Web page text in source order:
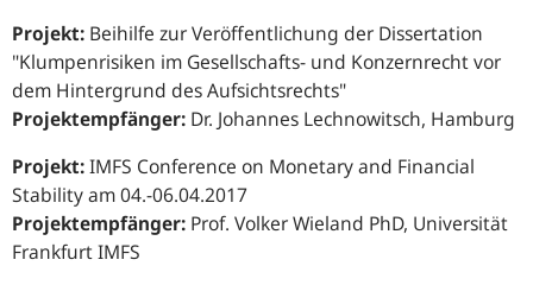
Projekt: Beihilfe zur Veröffentlichung der Dissertation
"Klumpenrisiken im Gesellschafts- und Konzernrecht vor
dem Hintergrund des Aufsichtsrechts"
Projektempfänger: Dr. Johannes Lechnowitsch, Hamburg
Projekt:IMFS Conference on Monetary and Financial
Stability am 04.-06.04.2017
Projektempfänger: Prof. Volker Wieland PhD, Universität
Frankfurt IMFS